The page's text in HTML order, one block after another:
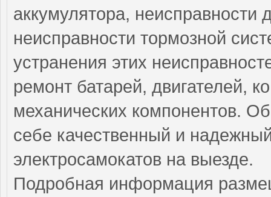
аккумулятора, неисправности
неисправности тормозной
устранения этих
ремонт батарей, двигателей,
механических компонентов.
себе качественный и
электросамокатов на выезде.
Подробная информация